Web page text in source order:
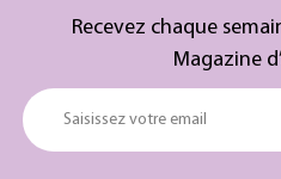
Recevez chaque
Magazine
Saisissez votre email